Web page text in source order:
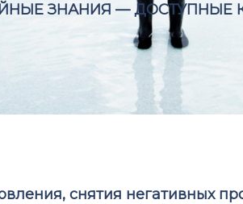
ЗНАНИЯ — ДОСТУПНЫЕ
снятия негативных